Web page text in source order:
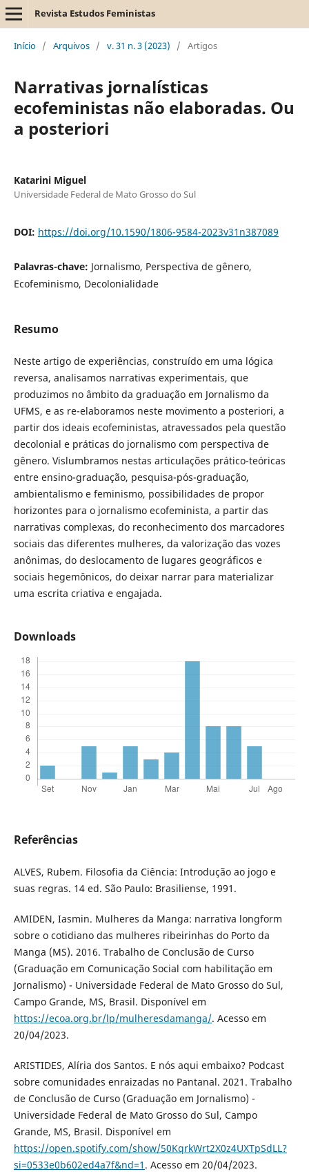
Revista Estudos Feministas
Início / Arquivos / v. 31 n. 3 (2023) / Artigos
Narrativas jornalísticas
ecofeministas não elaboradas. Ou
a posteriori
Katarini Miguel
Universidade Federal de Mato Grosso do Sul
DOI: https://doi.org/10.1590/1806-9584-2023v31n387089
Palavras-chave: Jornalismo, Perspectiva de gênero,
Ecofeminismo, Decolonialidade
Resumo
Neste artigo de experiências, construído em uma lógica
reversa, analisamos narrativas experimentais, que
produzimos no âmbito da graduação em Jornalismo da
UFMS, e as re-elaboramos neste movimento a posteriori, a
partir dos ideais ecofeministas, atravessados pela questão
decolonial e práticas do jornalismo com perspectiva de
gênero. Vislumbramos nestas articulações prático-teóricas
entre ensino-graduação, pesquisa-pós-graduação,
ambientalismo e feminismo, possibilidades de propor
horizontes para o jornalismo ecofeminista, a partir das
narrativas complexas, do reconhecimento dos marcadores
sociais das diferentes mulheres, da valorização das vozes
anônimas, do deslocamento de lugares geográficos e
sociais hegemônicos, do deixar narrar para materializar
uma escrita criativa e engajada.
Downloads
Referências
ALVES, Rubem. Filosofia da Ciência: Introdução ao jogo e
suas regras. 14 ed. São Paulo: Brasiliense, 1991.
AMIDEN, Iasmin. Mulheres da Manga: narrativa longform
sobre o cotidiano das mulheres ribeirinhas do Porto da
Manga (MS). 2016. Trabalho de Conclusão de Curso
(Graduação em Comunicação Social com habilitação em
Jornalismo) - Universidade Federal de Mato Grosso do Sul,
Campo Grande, MS, Brasil. Disponível em
https://ecoa.org.br/lp/mulheresdamanga/. Acesso em
20/04/2023.
ARISTIDES, Alíria dos Santos. E nós aqui embaixo? Podcast
sobre comunidades enraizadas no Pantanal. 2021. Trabalho
de Conclusão de Curso (Graduação em Jornalismo) -
Universidade Federal de Mato Grosso do Sul, Campo
Grande, MS, Brasil. Disponível em
https://open.spotify.com/show/50KqrkWrt2X0z4UXTpSdLL?
si=0533e0b602ed4a7f&nd=1 . Acesso em 20/04/2023.